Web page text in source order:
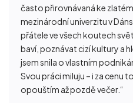
často přirovnávaná ke
mezinárodní univerzitu v
přátele ve všech koutech
baví, poznávat cizí kultury a
jsem snila o vlastním
Svou práci miluju – i za cenu
opouštím až pozdě večer.“